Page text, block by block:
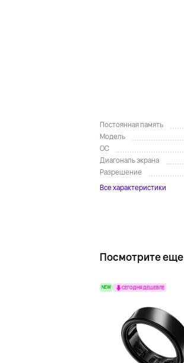
Постоянная память
Модель
ОС
Диагональ экрана
Разрешение
Все характеристики
Посмотрите еще
NEW СЕГОДНЯ ДЕШЕВЛЕ